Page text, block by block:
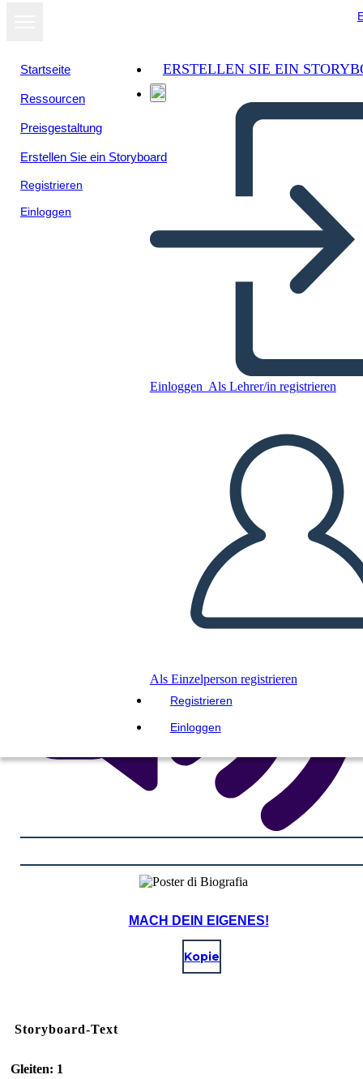
Startseite
Ressourcen
Preisgestaltung
Erstellen Sie ein Storyboard
Registrieren
Einloggen
ERSTELLEN SIE EIN
Einloggen Als Lehrer/in registrieren
Als Einzelperson registrieren
Registrieren
Einloggen
Poster di Biografia
ERSTELLEN SIE EIN STORYBOARD
DIASHOW ABSPIELEN
LIES MIR VOR
MACH DEIN EIGENES!
Kopie
Storyboard-Text
Gleiten: 1